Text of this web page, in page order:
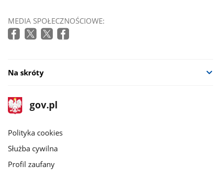
się
w
MEDIA SPOŁECZNOŚCIOWE:
Na skróty
stopka
gov.pl
Strona
gov.pl
gov.pl
Polityka cookies
Służba cywilna
Profil zaufany